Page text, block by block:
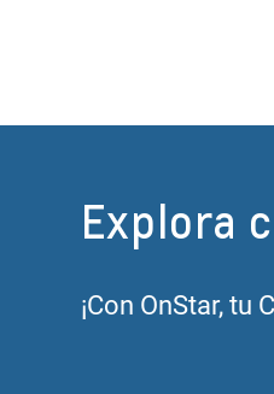
Explora
¡Con OnStar, tu